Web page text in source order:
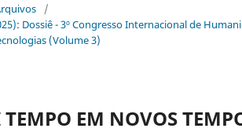
/
Dossiê - 3º Congresso Internacional de
(Volume 3)
EM NOVOS